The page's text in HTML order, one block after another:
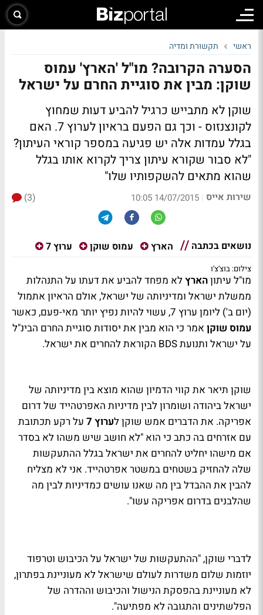
ראשי תקשורת ומדיה
הסערה הקרובה? מו"ל 'הארץ' עמוס
שוקן: מבין את סוגיית החרם על ישראל
שוקן לא מתבייש כרגיל להביע דעות שמחוץ
לקונצנזוס - וכך גם הפעם בראיון לערוץ 7. האם
בגלל עמדות אלה יש פגיעה במספר קוראי העיתון?
"לא סבור שקורא עיתון צריך לקרוא אותו בגלל
שהוא מתאים להשקפותיו שלו"
שירות אייס |
14/07/2015 10:05
(3)
נושאים בכתבה הארץ עמוס שוקן ערוץ 7
צילום: בוצ'צ'ו
מו"ל עיתוןהארץלא מפחד להביע את דעתו על התנהלות
ממשלת ישראל ומדיניותה של ישראל, אולם הראיון אתמול
(יום ב') ליומן ערוץ 7, עשוי להיות נפיץ יותר מאי-פעם, כאשר
עמוס שוקן אמר כי הוא מבין את יסודות סוגיית החרם הבינ"ל
על ישראל ותנועתBDS הקוראת להחרים את ישראל.
שוקן תיאר את קווי הדמיון שהוא מוצא בין מדיניותה של
ישראל ביהודה ושומרון לבין מדיניות האפרטהייד של דרום
אפריקה. את הדברים אמש שוקן לערוץ 7
על רקע תכתובת
עם אזרחים בה כתב כי הוא "לא חושב שיש משהו לא בסדר
אם מישהו יחליט להחרים את ישראל בגלל ההתעקשות
שלה להחזיק בשטחים במשטר אפרטהייד. אני לא מצליח
להבין את ההבדל בין מה שאנו עושים כמדיניות לבין מה
שהלבנים בדרום אפריקה עשו".
לדברי שוקן, "ההתעקשות של ישראל על הכיבוש וטרפוד
יוזמות שלום משדרות לעולם שישראל לא מעוניינת בפתרון,
לא מעוניינת בהפסקת הנישול והכיבוש וההדרה של
הפלשתינים והתגובה לא מפתיעה".